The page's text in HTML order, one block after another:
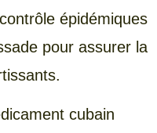
épidémiques
pour assurer la
cubain